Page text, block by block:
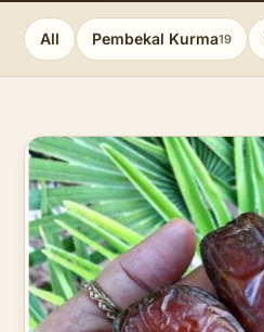
All Pembekal Kurma19